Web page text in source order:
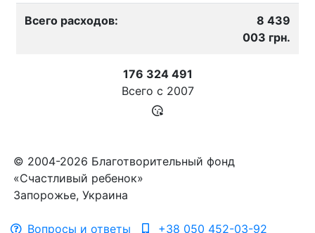
Всего расходов:
8 439
003 грн.
176 324 491
Всего с 2007
© 2004-2026 Благотворительный фонд
«Счастливый ребенок»
Запорожье, Украина
Вопросы и ответы +38 050 452-03-92